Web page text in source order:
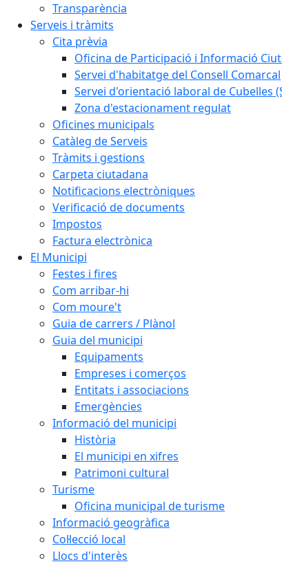
Transparència
Serveis i tràmits
Cita prèvia
Oficina de Participació i Informació
Servei d'habitatge del Consell Comarcal
Servei d'orientació laboral de Cubelles
Zona d'estacionament regulat
Oficines municipals
Catàleg de Serveis
Tràmits i gestions
Carpeta ciutadana
Notificacions electròniques
Verificació de documents
Impostos
Factura electrònica
El Municipi
Festes i fires
Com arribar-hi
Com moure't
Guia de carrers / Plànol
Guia del municipi
Equipaments
Empreses i comerços
Entitats i associacions
Emergències
Informació del municipi
Història
El municipi en xifres
Patrimoni cultural
Turisme
Oficina municipal de turisme
Informació geogràfica
Col·lecció local
Llocs d'interès